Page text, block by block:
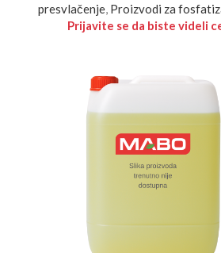
presvlačenje, Proizvodi za
Prijavite se da biste videli